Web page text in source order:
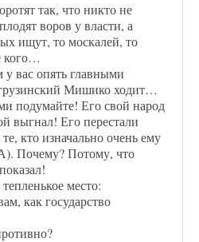
так, что никто не
воров у власти, а
ищут, то москалей, то
кого…
у вас опять главными
Мишико ходит…
подумайте! Его свой народ
выгнал! Его перестали
кто изначально очень ему
Почему? Потому, что
место:
как государство